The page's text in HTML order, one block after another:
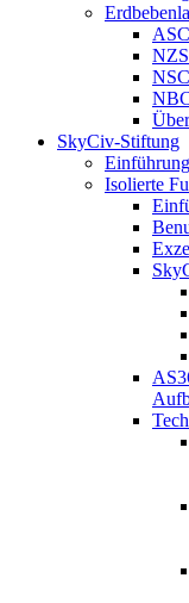
SkyCiv-Stiftung
Isolierte